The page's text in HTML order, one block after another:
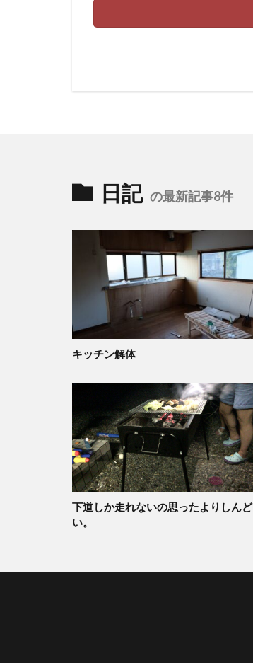
日記 の最新記事8件
キッチン解体
下道しか走れないの思ったよりしんど
い。